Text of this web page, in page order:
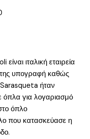
ιταλική εταιρεία
της υπογραφή καθώς
ήταν
όπλα για λογαριασμό
όπλο
που κατασκεύασε η